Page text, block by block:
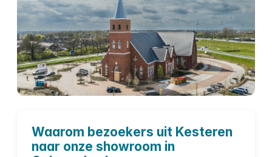
Kesteren
Waarom bezoekers uit Kesteren
naar onze showroom in